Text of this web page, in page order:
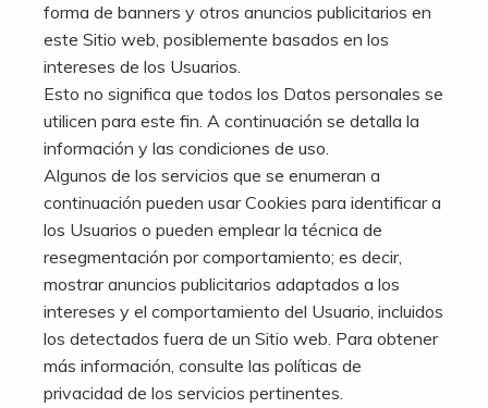
forma de banners y otros anuncios publicitarios en
este Sitio web, posiblemente basados en los
intereses de los Usuarios.
Esto no significa que todos los Datos personales se
utilicen para este fin. A continuación se detalla la
información y las condiciones de uso.
Algunos de los servicios que se enumeran a
continuación pueden usar Cookies para identificar a
los Usuarios o pueden emplear la técnica de
resegmentación por comportamiento; es decir,
mostrar anuncios publicitarios adaptados a los
intereses y el comportamiento del Usuario, incluidos
los detectados fuera de un Sitio web. Para obtener
más información, consulte las políticas de
privacidad de los servicios pertinentes.